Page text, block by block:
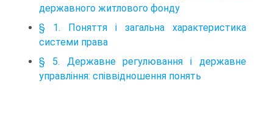
державного житлового фонду
§ 1. Поняття і загальна характеристика
системи права
§ 5. Державне регулювання і державне
управління: співвідношення понять